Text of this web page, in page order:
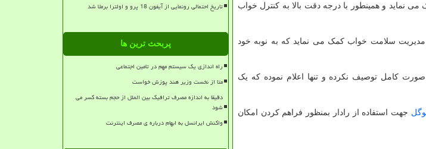
نماید و همینطور با درجه دقت بالا به کنترل خواب
مدیریت سلامت خواب کمک می نماید که به نوبه خود
صورت کامل توصیف نکرده و تنها اعلام نموده که یک
جهت استفاده از رادار بمنظور فراهم کردن امکان
تاریخ احتمالی رونمایی از آیفون 18 پرو و اولترا برملا شد
پربحث ترین ها
راه اندازی یک سیستم مهم در تامین اجتماعی
متا از نخست وزیر هند پوزش خواست
دقیقا به اندازه مصرف ترافیک بین الملل از حجم بسته کسر می
شود
واکنش ایرانسل به ابهام درباره ی مصرف اینترنت